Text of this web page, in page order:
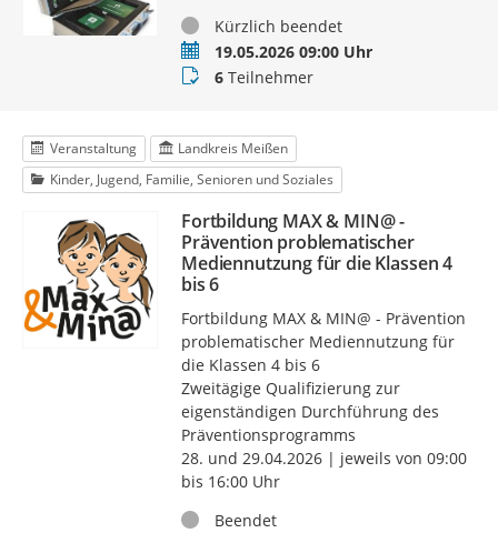
StatusKürzlich beendet
Termin19.05.2026 09:00 Uhr
Teilnehmer
6Teilnehmer
Veranstaltung
Landkreis Meißen
Kinder, Jugend, Familie, Senioren und Soziales
Fortbildung MAX & MIN@ -
Prävention problematischer
Mediennutzung für die Klassen 4
bis 6
Fortbildung MAX & MIN@ - Prävention
problematischer Mediennutzung für
die Klassen 4 bis 6
Zweitägige Qualifizierung zur
eigenständigen Durchführung des
Präventionsprogramms
28. und 29.04.2026 | jeweils von 09:00
bis 16:00 Uhr
StatusBeendet